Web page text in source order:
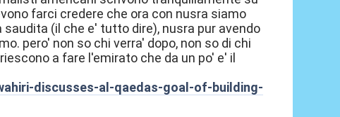
farci credere che ora con nusra siamo
(il che e' tutto dire), nusra pur avendo
pero' non so chi verra' dopo, non so di chi
a fare l'emirato che da un po' e' il
discusses-al-qaedas-goal-of-building-